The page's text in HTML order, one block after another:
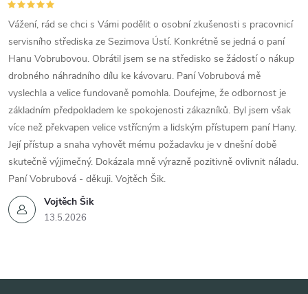
Vojtěch Šik
13.5.2026
Vážení, rád se chci s Vámi podělit o osobní zkušenosti s pracovnicí
servisního střediska ze Sezimova Ústí. Konkrétně se jedná o paní
Hanu Vobrubovou. Obrátil jsem se na středisko se žádostí o nákup
drobného náhradního dílu ke kávovaru. Paní Vobrubová mě
vyslechla a velice fundovaně pomohla. Doufejme, že odbornost je
základním předpokladem ke spokojenosti zákazníků. Byl jsem však
více než překvapen velice vstřícným a lidským přístupem paní Hany.
Její přístup a snaha vyhovět mému požadavku je v dnešní době
skutečně výjimečný. Dokázala mně výrazně pozitivně ovlivnit náladu.
Paní Vobrubová - děkuji. Vojtěch Šik.